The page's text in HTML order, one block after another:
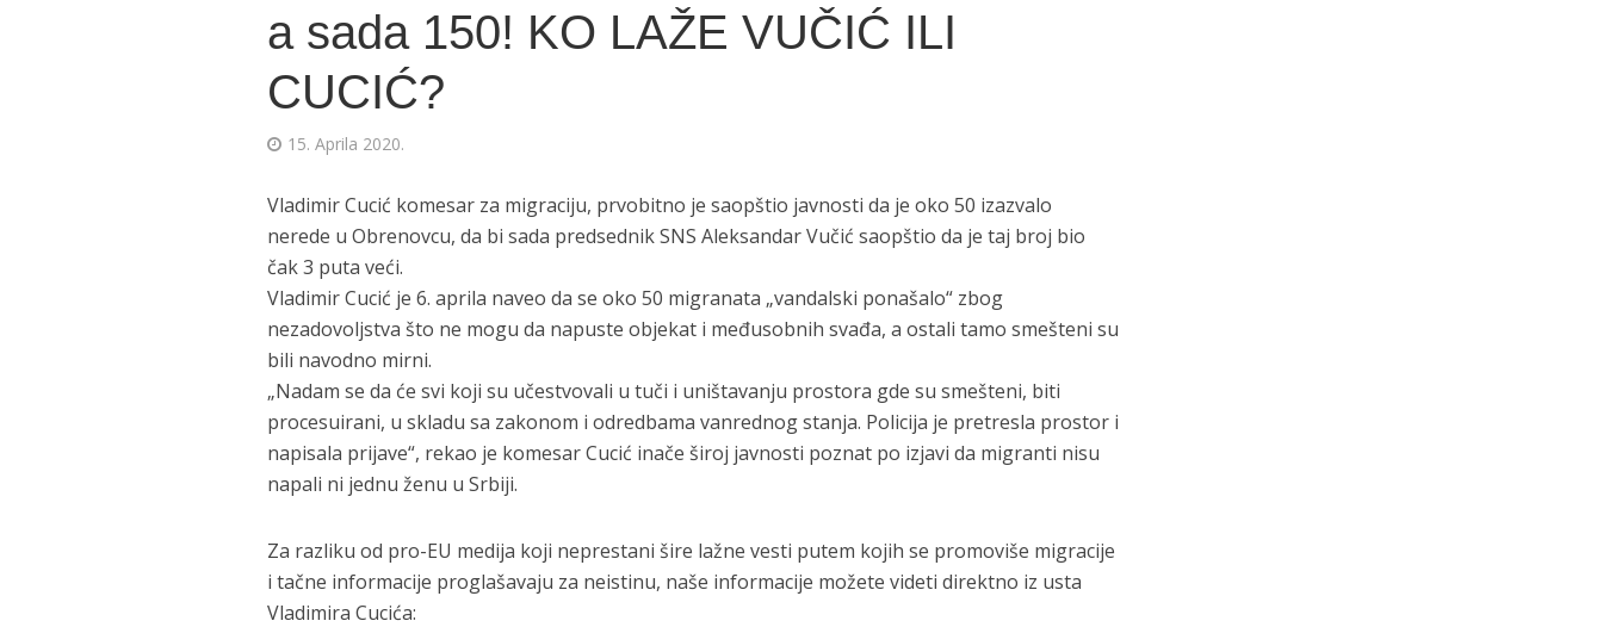
a sada 150! KO LAŽE VUČIĆ ILI
CUCIĆ?
15. Aprila 2020.
Vladimir Cucić komesar za migraciju, prvobitno je saopštio javnosti da je oko 50 izazvalo
nerede u Obrenovcu, da bi sada predsednik SNS Aleksandar Vučić saopštio da je taj broj bio
čak 3 puta veći.
Vladimir Cucić je 6. aprila naveo da se oko 50 migranata „vandalski ponašalo“ zbog
nezadovoljstva što ne mogu da napuste objekat i međusobnih svađa, a ostali tamo smešteni su
bili navodno mirni.
„Nadam se da će svi koji su učestvovali u tuči i uništavanju prostora gde su smešteni, biti
procesuirani, u skladu sa zakonom i odredbama vanrednog stanja. Policija je pretresla prostor i
napisala prijave“, rekao je komesar Cucić inače široj javnosti poznat po izjavi da migranti nisu
napali ni jednu ženu u Srbiji.
Za razliku od pro-EU medija koji neprestani šire lažne vesti putem kojih se promoviše migracije
i tačne informacije proglašavaju za neistinu, naše informacije možete videti direktno iz usta
Vladimira Cucića: